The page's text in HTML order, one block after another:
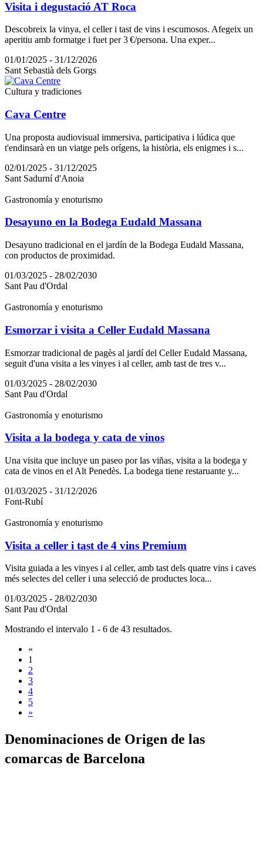
Visita i degustació AT Roca
Descobreix la vinya, el celler i tast de vins i escumosos. Afegeix un
aperitiu amb formatge i fuet per 3 €/persona. Una exper...
01/01/2025 - 31/12/2026
Sant Sebastià dels Gorgs
Cultura y tradiciones
Cava Centre
Una proposta audiovisual immersiva, participativa i lúdica que
t'endinsarà en un viatge pels orígens, la història, els enigmes i s...
02/01/2025 - 31/12/2025
Sant Sadurní d'Anoia
Gastronomía y enoturismo
Desayuno en la Bodega Eudald Massana
Desayuno tradicional en el jardín de la Bodega Eudald Massana,
con productos de proximidad.
01/03/2025 - 28/02/2030
Sant Pau d'Ordal
Gastronomía y enoturismo
Esmorzar i visita a Celler Eudald Massana
Esmorzar tradicional de pagès al jardí del Celler Eudald Massana,
seguit d'una visita a les vinyes i al celler, amb tast de tres v...
01/03/2025 - 28/02/2030
Sant Pau d'Ordal
Gastronomía y enoturismo
Visita a la bodega y cata de vinos
Una visita que incluye un paseo por las viñas, visita a la bodega y
cata de vinos en el Alt Penedès. La bodega tiene restaruante y...
01/03/2025 - 31/12/2026
Font-Rubí
Gastronomía y enoturismo
Visita a celler i tast de 4 vins Premium
Visita guiada a les vinyes i al celler, amb tast dels quatre vins i caves
més selectes del celler i una selecció de productes loca...
01/03/2025 - 28/02/2030
Sant Pau d'Ordal
Mostrando el intervalo 1 - 6 de 43 resultados.
«
1
2
3
4
5
»
Denominaciones de Origen de las
comarcas de Barcelona